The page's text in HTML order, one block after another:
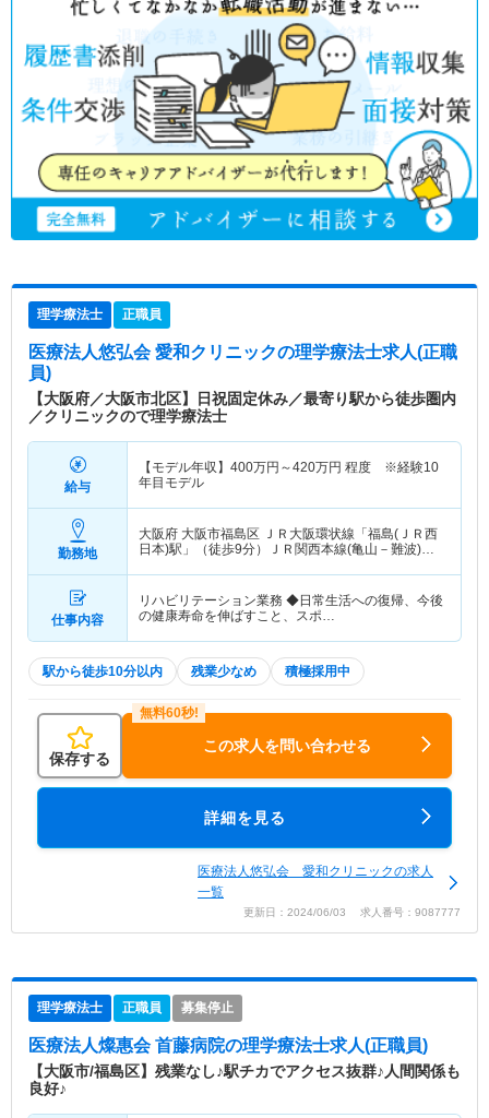
理学療法士 正職員
医療法人悠弘会 愛和クリニックの理学療法士求人(正職
員)
【大阪府／大阪市北区】日祝固定休み／最寄り駅から徒歩圏内
／クリニックので理学療法士
給与
【モデル年収】 400万円～420万円 程度 ※経験10
年目モデル
勤務地
大阪府 大阪市福島区 ＪＲ大阪環状線「福島(ＪＲ西
日本)駅」（徒歩9分）ＪＲ関西本線(亀山－難波)
仕事内容
リハビリテーション業務 ◆日常生活への復帰、今後
の健康寿命を伸ばすこと、スポ…
駅から徒歩10分以内 残業少なめ 積極採用中
保存する
この求人を問い合わせる
詳細を見る
医療法人悠弘会 愛和クリニックの求人
一覧
更新日：2024/06/03 求人番号：9087777
理学療法士 正職員 募集停止
医療法人燦惠会 首藤病院の理学療法士求人(正職員)
【大阪市/福島区】残業なし♪駅チカでアクセス抜群♪人間関係も
良好♪